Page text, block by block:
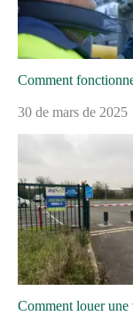
Comment
30 de mars de 2025
Comment louer